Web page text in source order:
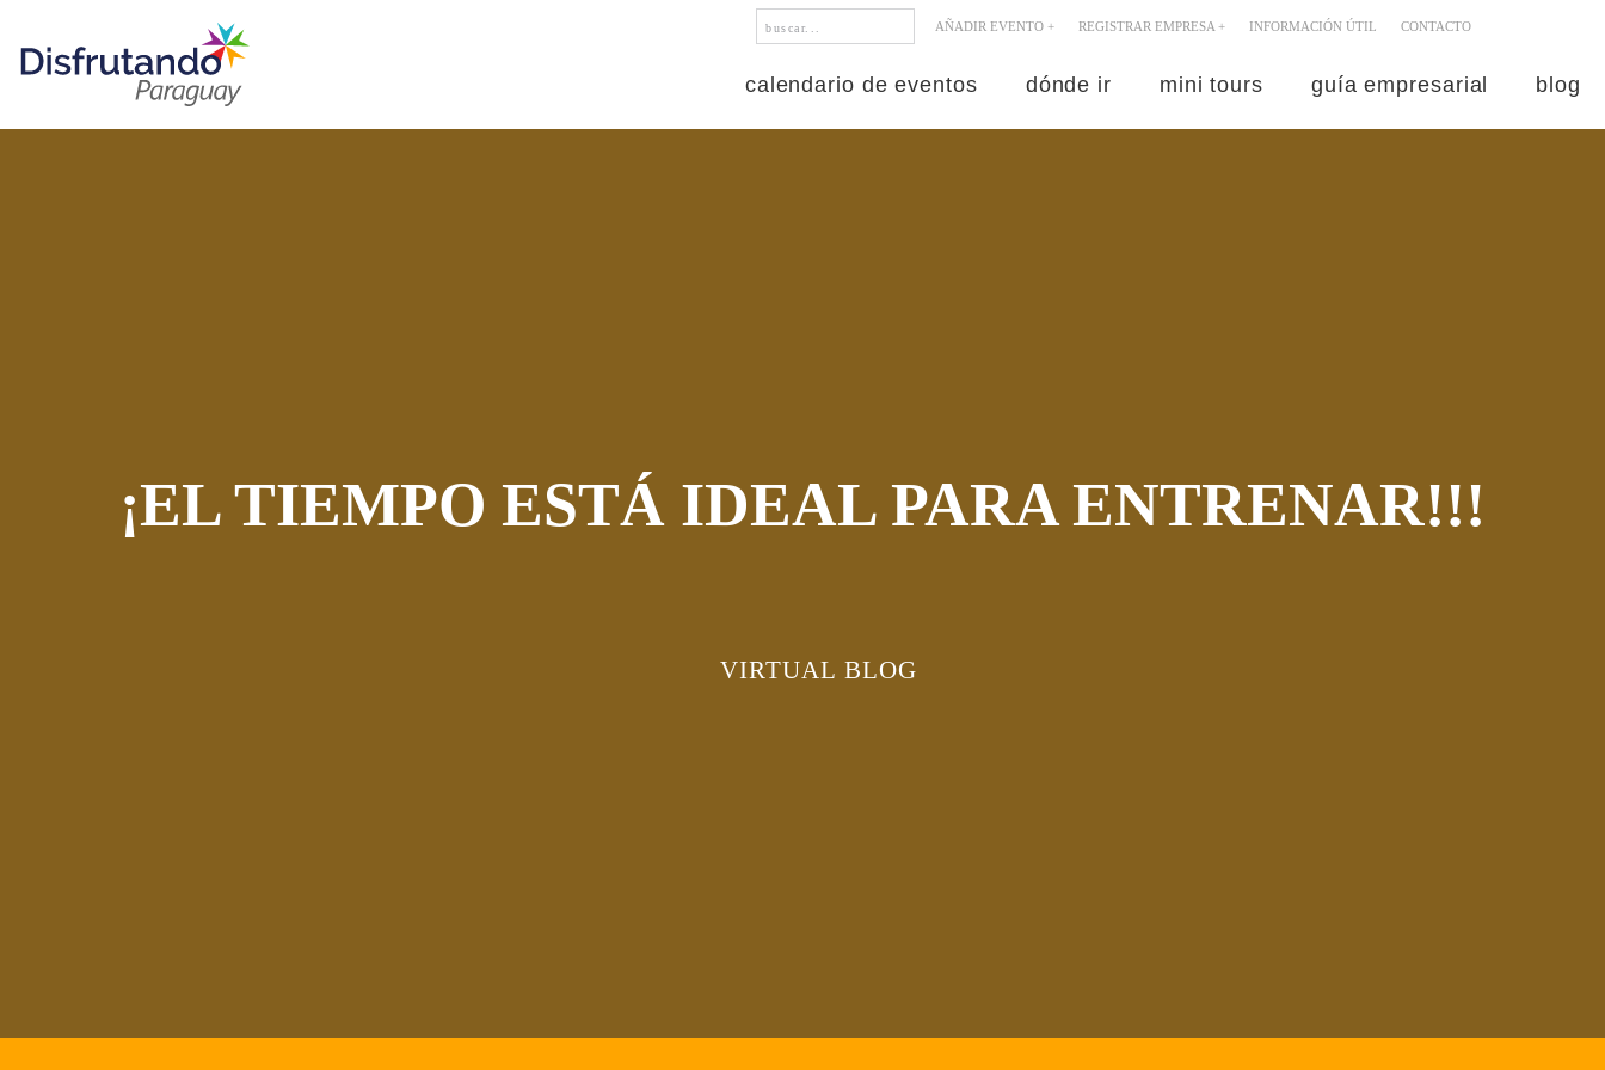
AÑADIR EVENTO + REGISTRAR EMPRESA + INFORMACIÓN ÚTIL CONTACTO
calendario de eventos dónde ir mini tours guía empresarial blog
¡EL TIEMPO ESTÁ IDEAL PARA ENTRENAR!!!
VIRTUAL BLOG